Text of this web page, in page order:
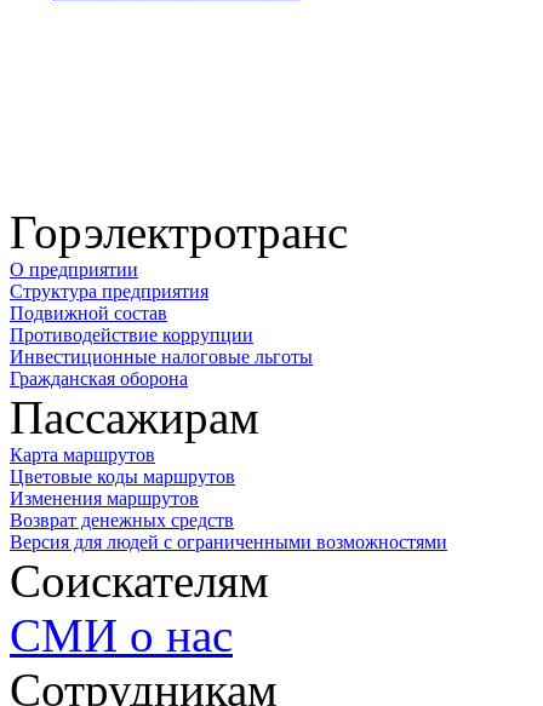
Горэлектротранс
О предприятии
Структура предприятия
Подвижной состав
Противодействие коррупции
Инвестиционные налоговые льготы
Гражданская оборона
Пассажирам
Карта маршрутов
Цветовые коды маршрутов
Изменения маршрутов
Возврат денежных средств
Версия для людей с ограниченными возможностями
Соискателям
СМИ о нас
Сотрудникам